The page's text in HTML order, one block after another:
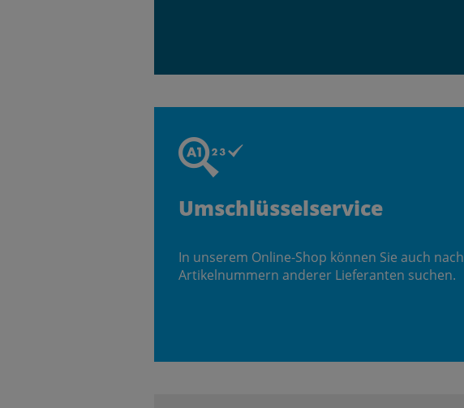
Umschlüsselservice
In unserem Online-Shop können Sie auch nach
Artikelnummern anderer Lieferanten suchen.